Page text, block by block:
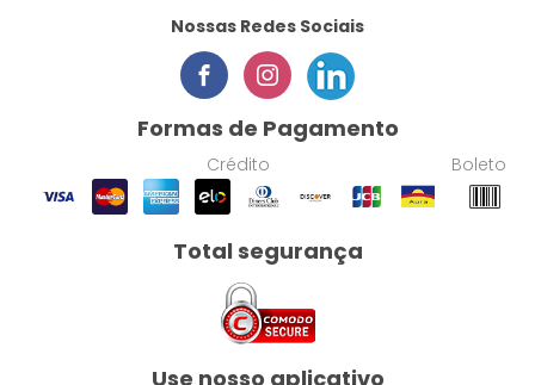
Nossas Redes Sociais
Formas de Pagamento
Crédito Boleto
Total segurança
Use nosso aplicativo